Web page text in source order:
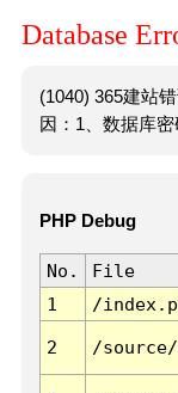
Database
(1040) 365建站
因：1、数据库
PHP Debug
No. File
1
/
2 /